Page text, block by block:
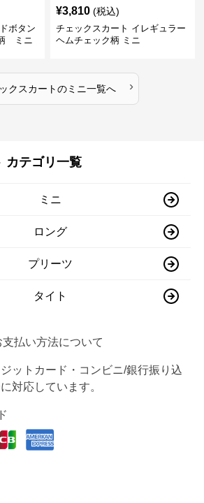
ボタン
ミニ
¥3,810 (税込)
チェックスカート イレギュラー
ヘムチェック柄 ミニ
クスカートのミニ一覧へ ›
カテゴリ一覧
ミニ
ロング
プリーツ
タイト
支払い方法について
ットカード・コンビニ/銀行振り込
対応しています。